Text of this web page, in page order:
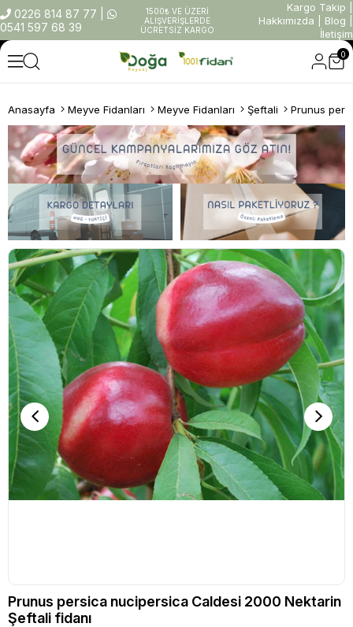
0226 814 87 77
0541 597 68 39
1500₺ VE ÜZERİ
ALIŞVERİŞLERDE
ÜCRETSİZ KARGO
Kargo Takip
Hakkımızda
Blog
İletişim
0
Anasayfa Meyve Fidanları Meyve Fidanları Şeftali
Prunus persica nucipersica Caldesi 2000 Nektarin
Şeftali fidanı